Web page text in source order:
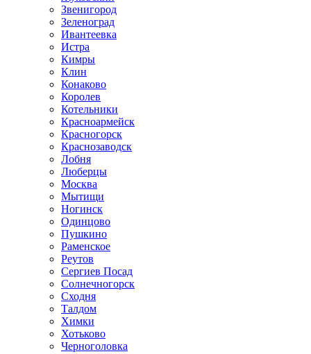
Звенигород
Зеленоград
Ивантеевка
Истра
Кимры
Клин
Конаково
Королев
Котельники
Красноармейск
Красногорск
Краснозаводск
Лобня
Люберцы
Москва
Мытищи
Ногинск
Одинцово
Пушкино
Раменское
Реутов
Сергиев Посад
Солнечногорск
Сходня
Талдом
Химки
Хотьково
Черноголовка